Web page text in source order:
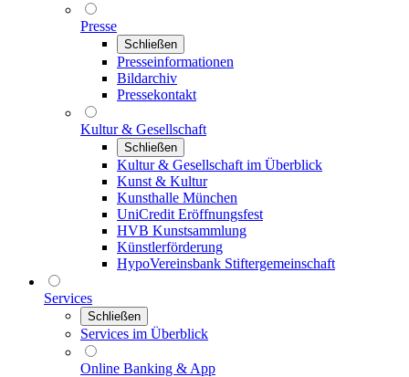
Presse
Schließen
Presseinformationen
Bildarchiv
Pressekontakt
Kultur & Gesellschaft
Schließen
Kultur & Gesellschaft im Überblick
Kunst & Kultur
Kunsthalle München
UniCredit Eröffnungsfest
HVB Kunstsammlung
Künstlerförderung
HypoVereinsbank Stiftergemeinschaft
Services
Schließen
Services im Überblick
Online Banking & App